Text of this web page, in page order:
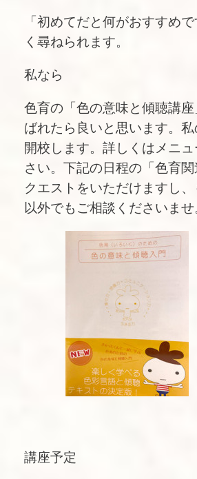
「初めてだと何がおすすめ
く尋ねられます。
私なら
色育の「色の意味と傾聴講
ばれたら良いと思います。
開校します。詳しくはメニ
さい。下記の日程の「色育関
クエストをいただけますし
以外でもご相談くださいませ
講座予定